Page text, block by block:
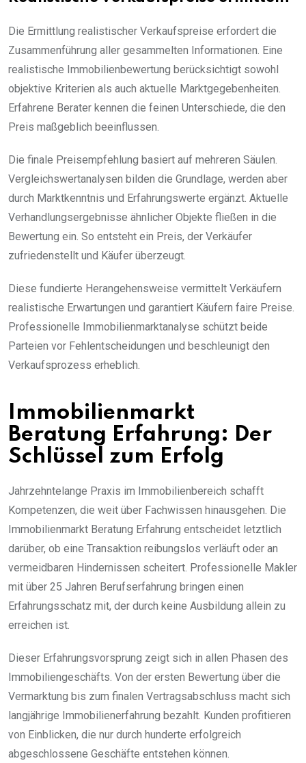
Die Ermittlung realistischer Verkaufspreise erfordert die
Zusammenführung aller gesammelten Informationen. Eine
realistische Immobilienbewertung berücksichtigt sowohl
objektive Kriterien als auch aktuelle Marktgegebenheiten.
Erfahrene Berater kennen die feinen Unterschiede, die den
Preis maßgeblich beeinflussen.
Die finale Preisempfehlung basiert auf mehreren Säulen.
Vergleichswertanalysen bilden die Grundlage, werden aber
durch Marktkenntnis und Erfahrungswerte ergänzt. Aktuelle
Verhandlungsergebnisse ähnlicher Objekte fließen in die
Bewertung ein. So entsteht ein Preis, der Verkäufer
zufriedenstellt und Käufer überzeugt.
Diese fundierte Herangehensweise vermittelt Verkäufern
realistische Erwartungen und garantiert Käufern faire Preise.
Professionelle Immobilienmarktanalyse schützt beide
Parteien vor Fehlentscheidungen und beschleunigt den
Verkaufsprozess erheblich.
Immobilienmarkt
Beratung Erfahrung: Der
Schlüssel zum Erfolg
Jahrzehntelange Praxis im Immobilienbereich schafft
Kompetenzen, die weit über Fachwissen hinausgehen. Die
Immobilienmarkt Beratung Erfahrung entscheidet letztlich
darüber, ob eine Transaktion reibungslos verläuft oder an
vermeidbaren Hindernissen scheitert. Professionelle Makler
mit über 25 Jahren Berufserfahrung bringen einen
Erfahrungsschatz mit, der durch keine Ausbildung allein zu
erreichen ist.
Dieser Erfahrungsvorsprung zeigt sich in allen Phasen des
Immobiliengeschäfts. Von der ersten Bewertung über die
Vermarktung bis zum finalen Vertragsabschluss macht sich
langjährige Immobilienerfahrung bezahlt. Kunden profitieren
von Einblicken, die nur durch hunderte erfolgreich
abgeschlossene Geschäfte entstehen können.